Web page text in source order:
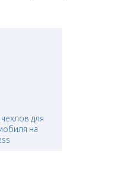
для
на